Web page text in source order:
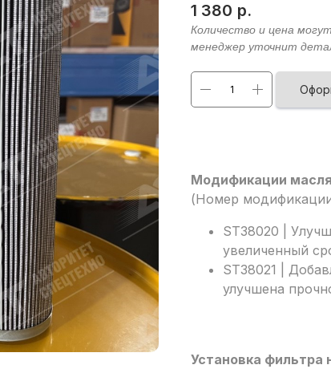
1 380 р.
Модификации
(Номер
ST38020 |
увеличенный
ST38021 |
улучшена
Установка фильтра